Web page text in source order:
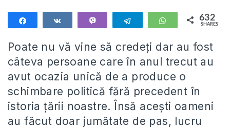
Telegram WhatsApp
632
SHARES
Poate nu vă vine să credeţi dar au fost
câteva persoane care în anul trecut au
avut ocazia unică de a produce o
schimbare politică fără precedent în
istoria ţării noastre. Însă aceşti oameni
au făcut doar jumătate de pas, lucru